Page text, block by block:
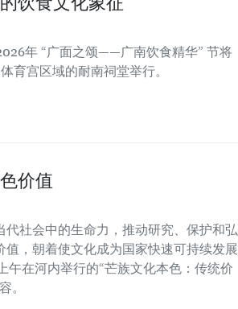
年 “广面之颂——广南饮食精华” 节将
育宫区域的耐南祠堂举行。
价值
社会中的生命力，推动研究、保护和弘
，朝着使文化成为国家快速可持续发展
在河内举行的“芒族文化本色：传统价
。